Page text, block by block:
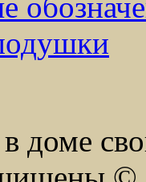
доме